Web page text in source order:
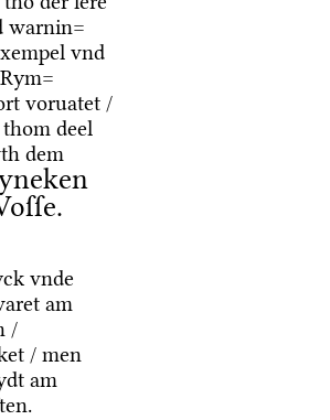
warnin=
vnd
Rym=
voruatet /
deel
dem
vnde
am
/
/ men
am